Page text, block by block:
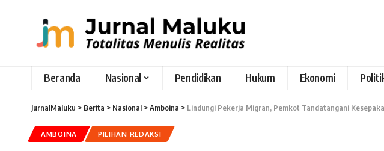
Beranda Nasional Pendidikan Hukum Ekonomi
JurnalMaluku > Berita > Nasional >Amboina > Lindungi Pekerja Migran, Pemkot Tandatangani
AMBOINA PILIHAN REDAKSI